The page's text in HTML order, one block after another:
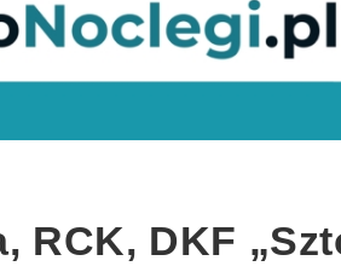
RCK, DKF